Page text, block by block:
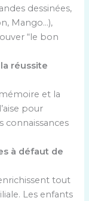
dessinées,
Mango…),
“le bon
réussite
et la
pour
connaissances
à défaut de
tout
Les enfants